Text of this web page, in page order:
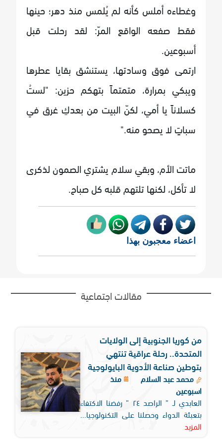
وغطاءه أملس كأنه لم يُلمس منذ دهر؛ حينها
فقط صفعه الواقع المرّ: لقد رحلت قبل
أسبوعين.
ارتمى فوق وسادتها، يستنشق بقايا عطرها
ويبكي بمرارة، متمتماً بتهكم حزين: "لستُ
كسلاناً يا أمي، لكنّ البيت من بعدكِ غرق في
سباتٍ لا يصحو منه."
ماتت الأم، وبقي سلام يشتري الصمون لذكرى
لا تأكل، لكنها تلتهم قلبه كل صباح.
اعضاء معجبون بهذا
مقالات اجتماعية
من كوريا الجنوبية إلى الولايات
المتحدة.. رحلة عراقية تنتهي
بتوطين صناعة الأدوية البايولوجية
محمد عبد السلام
منذ
اسبوعين
العابدي لـ ” الراصد ٢٤ ” رفضنا الاكتفاء
بتعبئة الدواء وحصلنا على التكنولوجيا...
المزيد